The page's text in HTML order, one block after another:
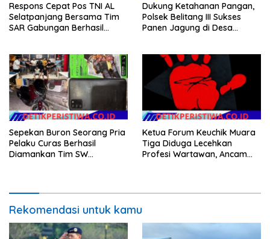
Respons Cepat Pos TNI AL
Selatpanjang Bersama Tim
SAR Gabungan Berhasil
Mengkikip Kepulauan Meranti
Dukung Ketahanan Pangan,
Polsek Belitang III Sukses
Panen Jagung di Desa
Sepekan Buron Seorang Pria
Pelaku Curas Berhasil
Diamankan Tim SW
Ketua Forum Keuchik Muara
Tiga Diduga Lecehkan
Profesi Wartawan, Ancam
Rekomendasi untuk kamu